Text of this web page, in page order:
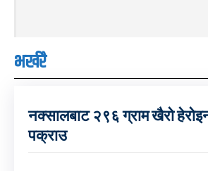
भर्खरै
नक्सालबाट २९६ ग्राम खैरो
पक्राउ